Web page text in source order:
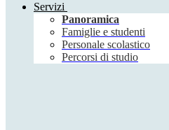
Servizi
Panoramica
Famiglie e studenti
Personale scolastico
Percorsi di studio